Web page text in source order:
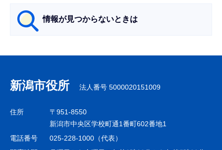
情報が見つからないときは
ナ
ビ
ゲ
シ
新潟市役所 法人番号 5000020151009
住所
〒951-8550
新潟市中央区学校町通1番町602番地1
電話番号
025-228-1000（代表）